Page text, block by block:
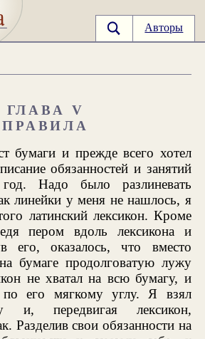
Авторы
ГЛАВА V
ПРАВИЛА
бумаги и прежде всего хотел
обязанностей и занятий
Надо было разлиневать
линейки у меня не нашлось, я
латинский лексикон. Кроме
пером вдоль лексикона и
его, оказалось, что вместо
бумаге продолговатую лужу
не хватал на всю бумагу, и
по его мягкому углу. Я взял
и, передвигая лексикон,
Разделив свои обязанности на